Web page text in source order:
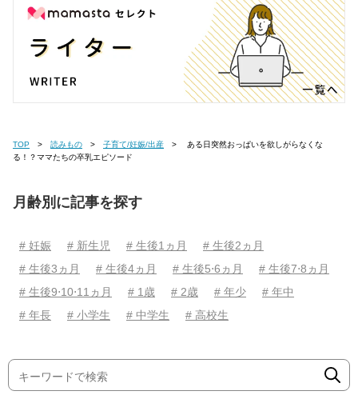
TOP 読みもの 子育て/妊娠/出産
る！？ママたちの卒乳エピソード
月齢別に記事を探す
# 妊娠 # 新生児 # 生後1ヵ月
# 生後2ヵ月
# 生後3ヵ月
# 生後4ヵ月 # 生後5⋅6ヵ月
# 生後7⋅8ヵ月
# 生後9⋅10⋅11ヵ月
# 1歳 # 2歳 # 年少
# 年中
# 年長
# 小学生 # 中学生 # 高校生